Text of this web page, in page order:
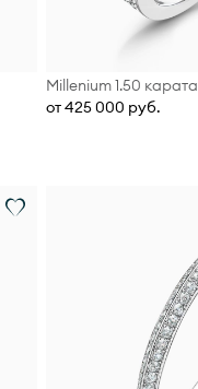
Millenium 1.50 карата
от 425 000 руб.